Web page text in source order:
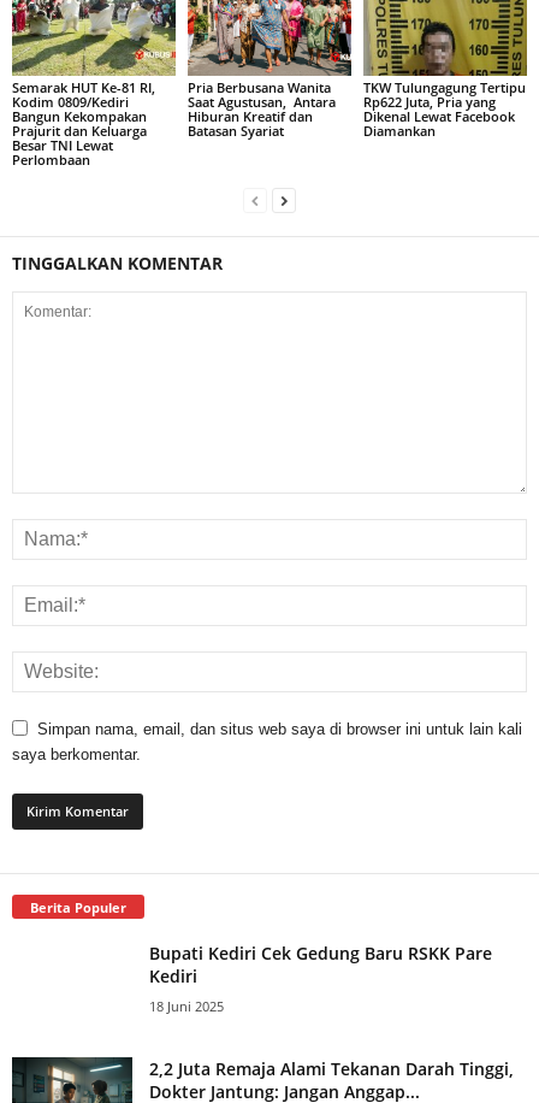
Semarak HUT Ke-81 RI,
Kodim 0809/Kediri
Bangun Kekompakan
Prajurit dan Keluarga
Besar TNI Lewat
Perlombaan
Pria Berbusana Wanita
Saat Agustusan, Antara
Hiburan Kreatif dan
Batasan Syariat
TKW Tulungagung Tertipu
Rp622 Juta, Pria yang
Dikenal Lewat Facebook
Diamankan
TINGGALKAN KOMENTAR
Simpan nama, email, dan situs web saya di browser ini untuk lain kali
saya berkomentar.
Berita Populer
Bupati Kediri Cek Gedung Baru RSKK Pare
Kediri
18 Juni 2025
2,2 Juta Remaja Alami Tekanan Darah Tinggi,
Dokter Jantung: Jangan Anggap...